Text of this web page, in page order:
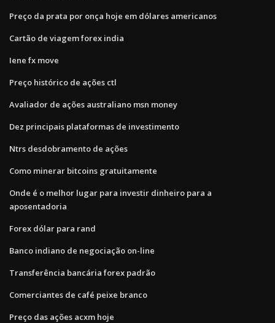
Preço da prata por onça hoje em dólares americanos
Cartão de viagem forex india
Iene fx move
Preço histórico de ações ctl
Avaliador de ações australiano msn money
Dez principais plataformas de investimento
Ntrs desdobramento de ações
Como minerar bitcoins gratuitamente
Onde é o melhor lugar para investir dinheiro para a
aposentadoria
Forex dólar para rand
Banco indiano de negociação on-line
Transferência bancária forex padrão
Comerciantes de café peixe branco
Preço das ações acxm hoje